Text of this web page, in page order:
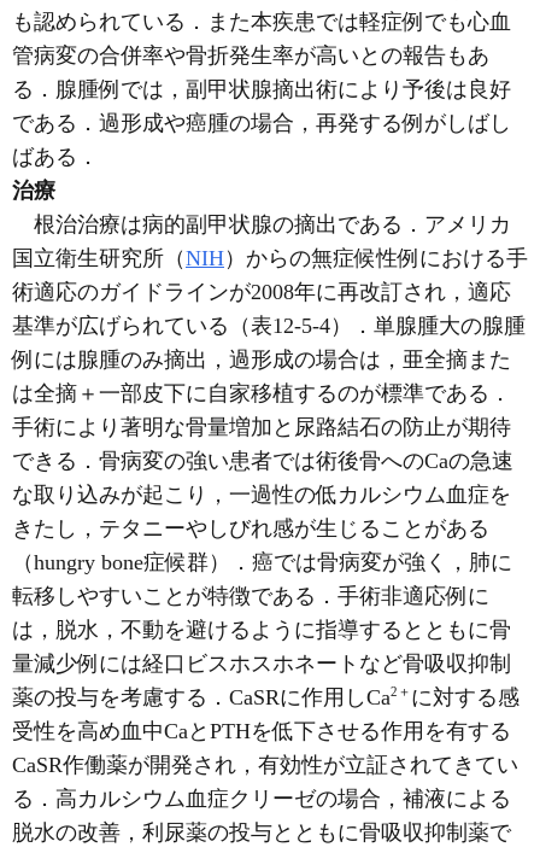
も認められている．また本疾患では軽症例でも心血
管病変の合併率や骨折発生率が高いとの報告もあ
る．腺腫例では，副甲状腺摘出術により予後は良好
である．過形成や癌腫の場合，再発する例がしばし
ばある．
治療
根治治療は病的副甲状腺の摘出である．アメリカ
国立衛生研究所（NIH）からの無症候性例における手
術適応のガイドラインが2008年に再改訂され，適応
基準が広げられている（表12-5-4）．単腺腫大の腺腫
例には腺腫のみ摘出，過形成の場合は，亜全摘また
は全摘＋一部皮下に自家移植するのが標準である．
手術により著明な骨量増加と尿路結石の防止が期待
できる．骨病変の強い患者では術後骨へのCaの急速
な取り込みが起こり，一過性の低カルシウム血症を
きたし，テタニーやしびれ感が生じることがある
（hungry bone症候群）．癌では骨病変が強く，肺に
転移しやすいことが特徴である．手術非適応例に
は，脱水，不動を避けるように指導するとともに骨
量減少例には経口ビスホスホネートなど骨吸収抑制
薬の投与を考慮する．CaSRに作用しCa2 ＋ に対する感
受性を高め血中CaとPTHを低下させる作用を有する
CaSR作働薬が開発され，有効性が立証されてきてい
る．高カルシウム血症クリーゼの場合，補液による
脱水の改善，利尿薬の投与とともに骨吸収抑制薬で